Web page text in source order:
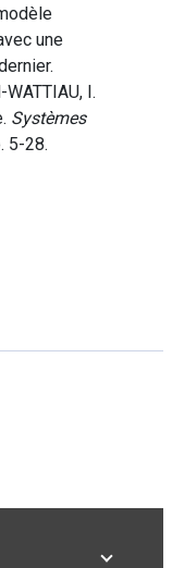
une
WATTIAU, I.
Systèmes
5-28.